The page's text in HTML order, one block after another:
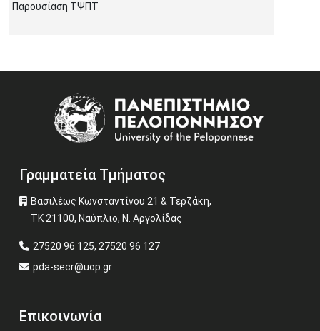
Παρουσίαση ΤΨΠΤ
Γραμματεία Τμήματος
Βασιλέως Κωνσταντίνου 21 & Τερζάκη,
ΤΚ 21100, Ναύπλιο, Ν. Αργολίδας
27520 96 125, 27520 96 127
pda-secr@uop.gr
Επικοινωνία